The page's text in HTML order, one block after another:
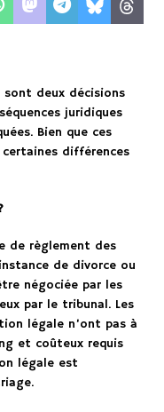
deux décisions
juridiques
Bien que ces
différences
de règlement des
de divorce ou
négociée par les
par le tribunal. Les
légale n’ont pas à
et coûteux requis
légale est